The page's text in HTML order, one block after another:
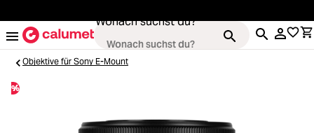
Wonach suchst du?
Objektive für Sony E-Mount
%